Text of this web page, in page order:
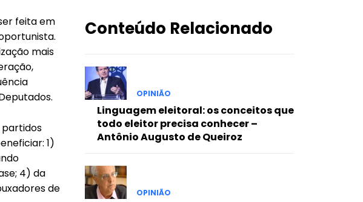
feita em
mais
1)
4) da
de
Conteúdo Relacionado
OPINIÃO
Linguagem eleitoral: os conceitos que
todo eleitor precisa conhecer –
Antônio Augusto de Queiroz
OPINIÃO